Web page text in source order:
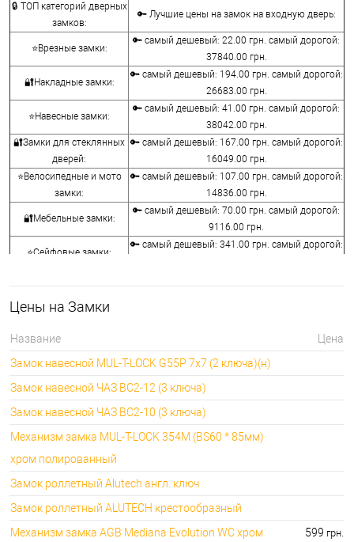
🔒 ТОП категорий дверных
замков:
🔑 Лучшие цены на замок на входную дверь:
⭐Врезные замки:
🔑 самый дешевый: 22.00 грн. самый дорогой:
37840.00 грн.
🔐Накладные замки:
🔑 самый дешевый: 194.00 грн. самый дорогой:
26683.00 грн.
⭐Навесные замки:
🔑 самый дешевый: 41.00 грн. самый дорогой:
38042.00 грн.
🔐Замки для стеклянных
дверей:
🔑 самый дешевый: 167.00 грн. самый дорогой:
16049.00 грн.
⭐Велосипедные и мото
замки:
🔑 самый дешевый: 107.00 грн. самый дорогой:
14836.00 грн.
🔐Мебельные замки:
🔑 самый дешевый: 70.00 грн. самый дорогой:
9116.00 грн.
⭐Сейфовые замки:
🔑 самый дешевый: 341.00 грн. самый дорогой:
🔐Кодовые замки:
⭐Противопожарная
🔐Замки для ролетов:
🔑 самый дешевый: 600.00 грн. самый дорогой:
660.00 грн.
Цены на Замки
Название
Цена
Замок навесной MUL-T-LOCK G55P 7x7 (2 ключа)(н)
Замок навесной ЧАЗ ВС2-12 (3 ключа)
Замок навесной ЧАЗ ВС2-10 (3 ключа)
Механизм замка MUL-T-LOCK 354M (BS60 * 85мм)
хром полированный
Замок роллетный Alutech англ. ключ
Замок роллетный ALUTECH крестообразный
Механизм замка AGB Mediana Evolution WC хром
599 грн.